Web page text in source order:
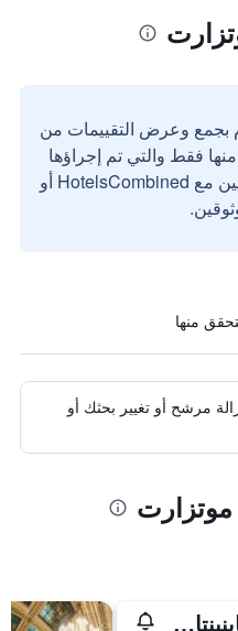
بجمع وعرض التقييمات من
فقط والتي تم إجراؤها
بواسطة مستخدمين حقيقيين مع HotelsCombined أو
مرشح أو تغيير بحثك أو
موتزارت
إنتركونتاينينتال روم أمباسشياتوري بالاس باي آيتش جي